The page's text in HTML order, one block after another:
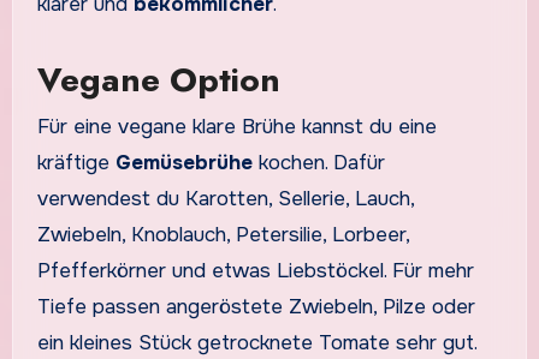
Vegane Option
Für eine vegane klare Brühe kannst du eine
kräftige Gemüsebrühekochen. Dafür
verwendest du Karotten, Sellerie, Lauch,
Zwiebeln, Knoblauch, Petersilie, Lorbeer,
Pfefferkörner und etwas Liebstöckel. Für mehr
Tiefe passen angeröstete Zwiebeln, Pilze oder
ein kleines Stück getrocknete Tomate sehr gut.